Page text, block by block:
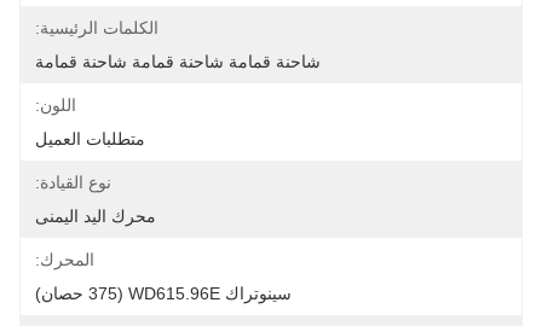
الكلمات الرئيسية:
شاحنة قمامة شاحنة قمامة شاحنة قمامة
اللون:
متطلبات العميل
نوع القيادة:
محرك اليد اليمنى
المحرك:
سينوتراك WD615.96E (375 حصان)